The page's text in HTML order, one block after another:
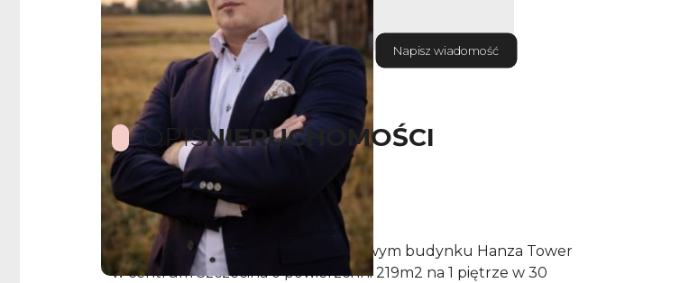
Napisz wiadomość
OPISNIERUCHOMOŚCI
Oferta bez prowizji
Lokal biurowo usługowy w prestiżowym budynku Hanza Tower
w centrum Szczecina o powierzchni 219m2 na 1 piętrze w 30